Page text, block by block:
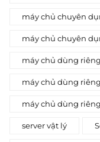
máy chủ chuyên
máy chủ chuyên
máy chủ dùng riêng
máy chủ dùng
máy chủ dùng
server vật lý